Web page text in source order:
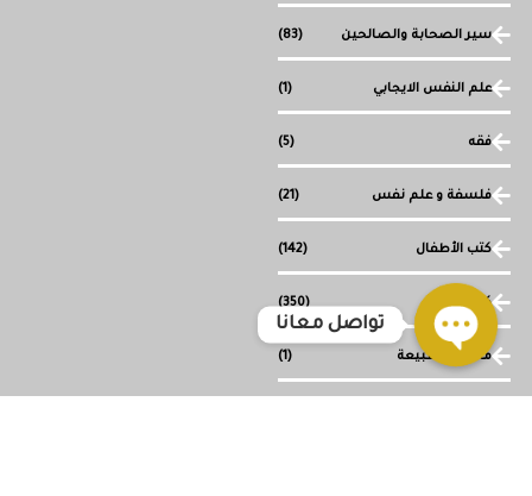
سير الصحابة والصالحين (83)
علم النفس الايجابي (1)
فقه (5)
فلسفة و علم نفس (21)
كتب الأطفال (142)
كتب دينية (350)
ما وراء الطبيعة (1)
تواصل معانا
Open